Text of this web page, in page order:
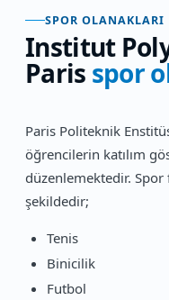
SPOR OLANAKLARI
Institut
Paris spor
Paris Politeknik
öğrencilerin katılım
düzenlemektedir. Spor
şekildedir;
Tenis
Binicilik
Futbol